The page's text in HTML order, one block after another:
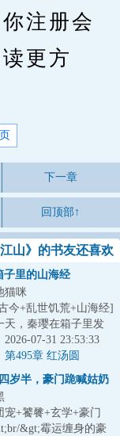
注册会
更方
下一章
回顶部↑
山》的书友还喜欢
子里的山海经
猫咪
今+乱世饥荒+山海经]
天，秦璎在箱子里发
人国。小人国里有乱
暴...
07-31 23:53:33
第495章 红汤圆
岁半，豪门跪喊姑奶
宠+饕餮+玄学+豪门
&gt;霉运缠身的豪